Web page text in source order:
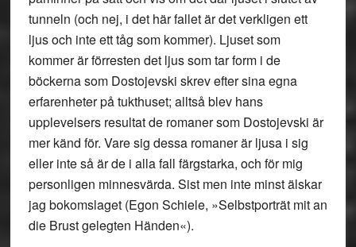
tunneln (och nej, i det här fallet är det verkligen ett
ljus och inte ett tåg som kommer). Ljuset som
kommer är förresten det ljus som tar form i de
böckerna som Dostojevski skrev efter sina egna
erfarenheter på tukthuset; alltså blev hans
upplevelsers resultat de romaner som Dostojevski är
mer känd för. Vare sig dessa romaner är ljusa i sig
eller inte så är de i alla fall färgstarka, och för mig
personligen minnesvärda. Sist men inte minst älskar
jag bokomslaget (Egon Schiele, »Selbstporträt mit an
die Brust gelegten Händen«).